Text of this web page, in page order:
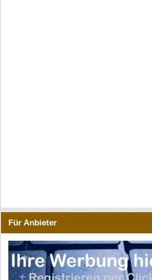
Für Anbieter